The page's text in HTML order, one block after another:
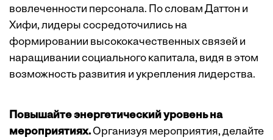
вовлеченности персонала. По словам Даттон и
Хифи, лидеры сосредоточились на
формировании высококачественных связей и
наращивании социального капитала, видя в этом
возможность развития и укрепления лидерства.
Повышайте энергетический уровень на
мероприятиях.Организуя мероприятия, делайте